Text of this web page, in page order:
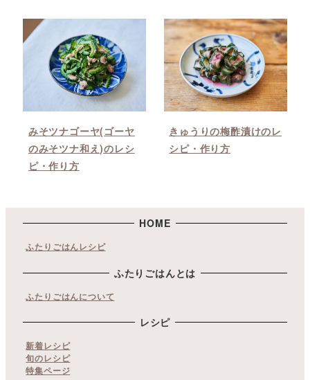
みそツナゴーヤ(ゴーヤ
のみそツナ和え)のレシ
ピ・作り方
きゅうりの梅酢漬けのレ
シピ・作り方
HOME
ふたりごはんレシピ
ふたりごはんとは
ふたりごはんについて
レシピ
新着レシピ
旬のレシピ
特集ページ